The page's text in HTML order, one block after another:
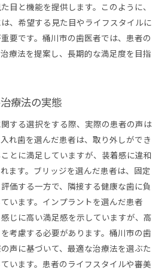
目と機能を提供します。このように、
、希望する見た目やライフスタイルに
要です。桶川市の歯医者では、患者の
療法を提案し、長期的な満足度を目指
療法の実態
する選択をする際、実際の患者の声は
れ歯を選んだ患者は、取り外しができ
とに満足していますが、装着感に違和
ます。ブリッジを選んだ患者は、固定
価する一方で、隣接する健康な歯に負
います。インプラントを選んだ患者
じに高い満足感を示していますが、高
考慮する必要があります。桶川市の歯
声に基づいて、最適な治療法を選ぶた
います。患者のライフスタイルや審美